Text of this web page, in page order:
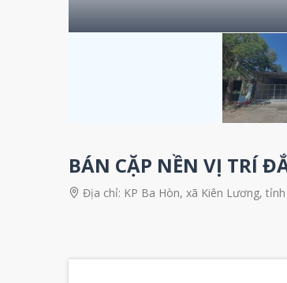
BÁN CẶP NỀN VỊ TRÍ
Địa chỉ: KP Ba Hòn, xã Kiên Lương, tỉnh